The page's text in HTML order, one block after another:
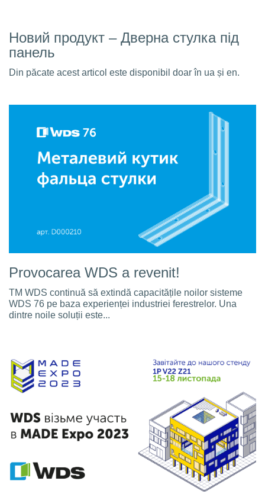
Новий продукт – Дверна стулка під
панель
Din păcate acest articol este disponibil doar în ua și en.
Provocarea WDS a revenit!
TM WDS continuă să extindă capacitățile noilor sisteme
WDS 76 pe baza experienței industriei ferestrelor. Una
dintre noile soluții este...